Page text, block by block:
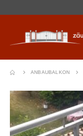
ANBAUBALKON